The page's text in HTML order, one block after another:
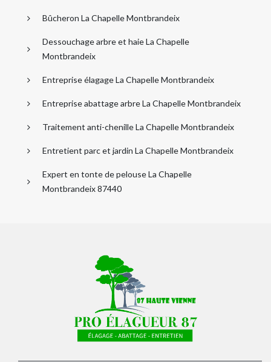
Bûcheron La Chapelle Montbrandeix
Dessouchage arbre et haie La Chapelle
Montbrandeix
Entreprise élagage La Chapelle Montbrandeix
Entreprise abattage arbre La Chapelle Montbrandeix
Traitement anti-chenille La Chapelle Montbrandeix
Entretient parc et jardin La Chapelle Montbrandeix
Expert en tonte de pelouse La Chapelle
Montbrandeix 87440